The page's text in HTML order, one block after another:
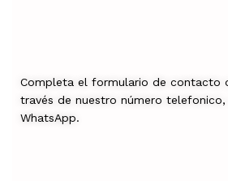
Completa el formulario de contacto
través de nuestro número
WhatsApp.